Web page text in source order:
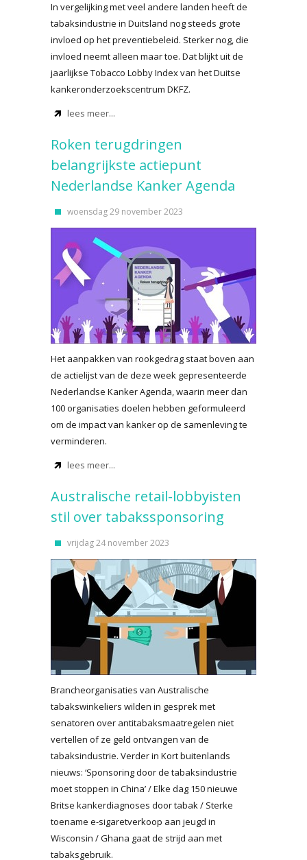
In vergelijking met veel andere landen heeft de
tabaksindustrie in Duitsland nog steeds grote
invloed op het preventiebeleid. Sterker nog, die
invloed neemt alleen maar toe. Dat blijkt uit de
jaarlijkse Tobacco Lobby Index van het Duitse
kankeronderzoekscentrum DKFZ.
lees meer...
Roken terugdringen
belangrijkste actiepunt
Nederlandse Kanker Agenda
woensdag 29 november 2023
Het aanpakken van rookgedrag staat boven aan
de actielijst van de deze week gepresenteerde
Nederlandse Kanker Agenda, waarin meer dan
100 organisaties doelen hebben geformuleerd
om de impact van kanker op de samenleving te
verminderen.
lees meer...
Australische retail-lobbyisten
stil over tabakssponsoring
vrijdag 24 november 2023
Brancheorganisaties van Australische
tabakswinkeliers wilden in gesprek met
senatoren over antitabaksmaatregelen niet
vertellen of ze geld ontvangen van de
tabaksindustrie. Verder in Kort buitenlands
nieuws: ‘Sponsoring door de tabaksindustrie
moet stoppen in China’ / Elke dag 150 nieuwe
Britse kankerdiagnoses door tabak / Sterke
toename e-sigaretverkoop aan jeugd in
Wisconsin / Ghana gaat de strijd aan met
tabaksgebruik.